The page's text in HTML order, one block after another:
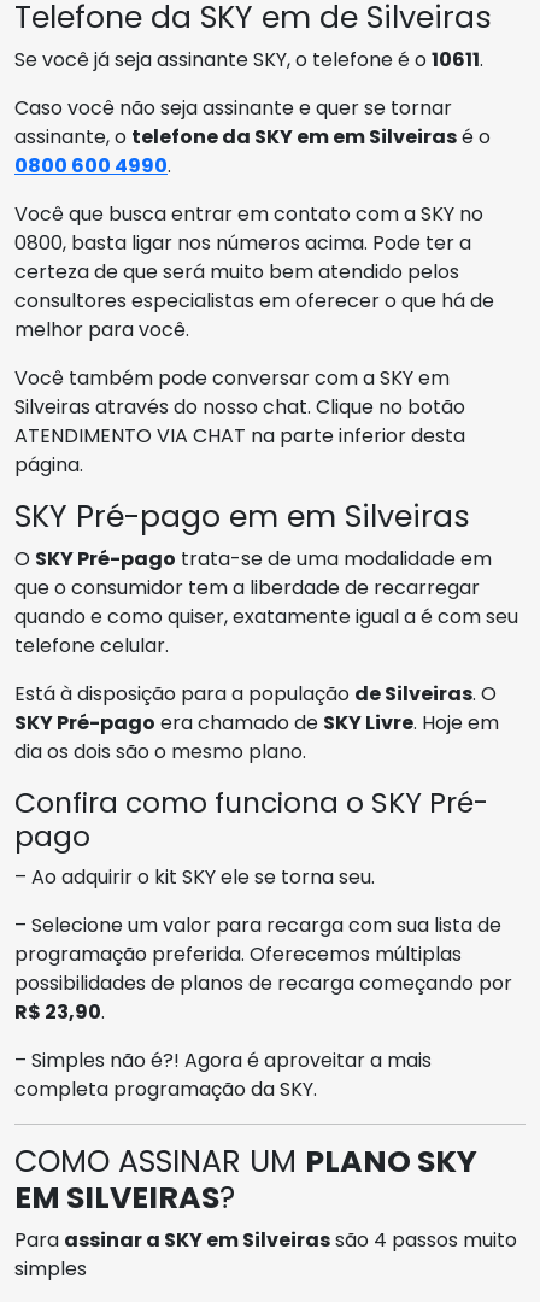
Telefone da SKY em de Silveiras
Se você já seja assinante SKY, o telefone é o10611.
Caso você não seja assinante e quer se tornar
assinante, o telefone da SKY em em Silveirasé o
0800 600 4990.
Você que busca entrar em contato com a SKY no
0800, basta ligar nos números acima. Pode ter a
certeza de que será muito bem atendido pelos
consultores especialistas em oferecer o que há de
melhor para você.
Você também pode conversar com a SKY em
Silveiras através do nosso chat. Clique no botão
ATENDIMENTO VIA CHAT na parte inferior desta
página.
SKY Pré-pago em em Silveiras
O SKY Pré-pago trata-se de uma modalidade em
que o consumidor tem a liberdade de recarregar
quando e como quiser, exatamente igual a é com seu
telefone celular.
Está à disposição para a população de Silveiras. O
SKY Pré-pago era chamado de SKY Livre. Hoje em
dia os dois são o mesmo plano.
Confira como funciona o SKY Pré-
pago
– Ao adquirir o kit SKY ele se torna seu.
– Selecione um valor para recarga com sua lista de
programação preferida. Oferecemos múltiplas
possibilidades de planos de recarga começando por
R$ 23,90.
– Simples não é?! Agora é aproveitar a mais
completa programação da SKY.
COMO ASSINAR UM PLANO SKY
EM SILVEIRAS?
Para assinar a SKY em Silveirassão 4 passos muito
simples